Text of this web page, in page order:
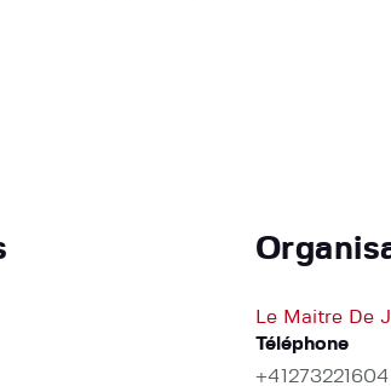
Le Maitre De
Téléphone
+41273221604